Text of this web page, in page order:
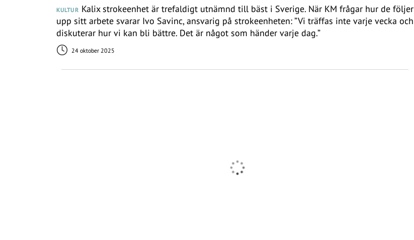
KULTUR Kalix strokeenhet är trefaldigt utnämnd till bäst i Sverige. När KM frågar hur de följer
upp sitt arbete svarar Ivo Savinc, ansvarig på strokeenheten: ”Vi träffas inte varje vecka och
diskuterar hur vi kan bli bättre. Det är något som händer varje dag.”
24 oktober 2025